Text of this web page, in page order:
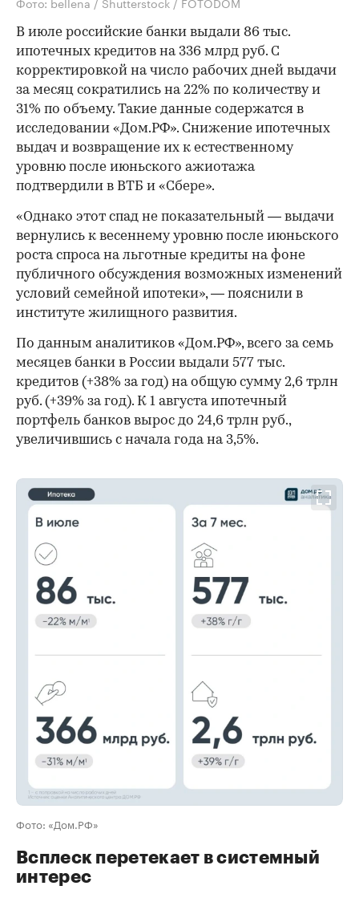
В июле российские банки выдали 86 тыс.
ипотечных кредитов на 336 млрд руб. С
корректировкой на число рабочих дней выдачи
за месяц сократились на 22% по количеству и
31% по объему. Такие данные содержатся в
исследовании «Дом.РФ». Снижение ипотечных
выдач и возвращение их к естественному
уровню после июньского ажиотажа
подтвердили в ВТБ и «Сбере».
«Однако этот спад не показательный — выдачи
вернулись к весеннему уровню после июньского
роста спроса на льготные кредиты на фоне
публичного обсуждения возможных изменений
условий семейной ипотеки», — пояснили в
институте жилищного развития.
По данным аналитиков «Дом.РФ», всего за семь
месяцев банки в России выдали 577 тыс.
кредитов (+38% за год) на общую сумму 2,6 трлн
руб. (+39% за год). К 1 августа ипотечный
портфель банков вырос до 24,6 трлн руб.,
увеличившись с начала года на 3,5%.
Фото: «Дом.РФ»
Всплеск перетекает в системный
интерес